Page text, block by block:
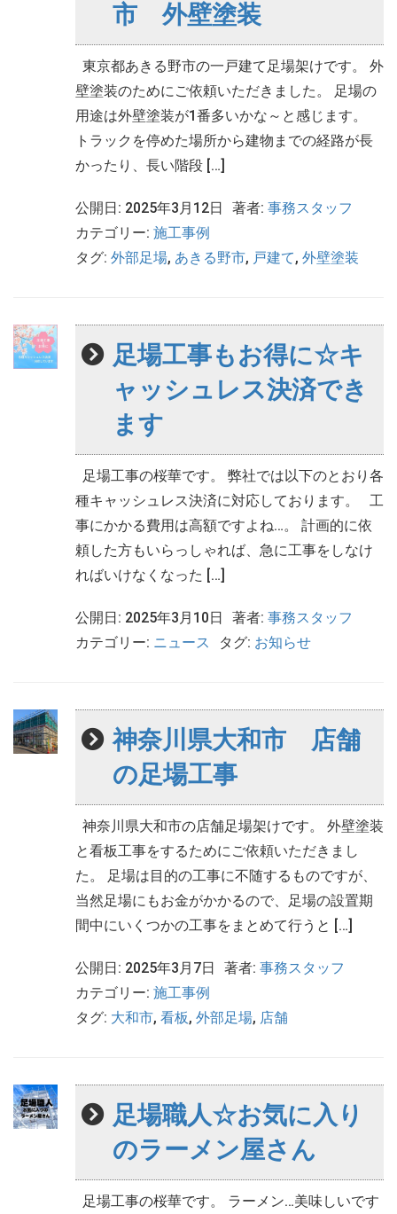
市 外壁塗装
東京都あきる野市の一戸建て足場架けです。 外
壁塗装のためにご依頼いただきました。 足場の
用途は外壁塗装が1番多いかな～と感じます。
トラックを停めた場所から建物までの経路が長
かったり、長い階段 […]
公開日: 2025年3月12日 著者: 事務スタッフ
カテゴリー: 施工事例
タグ: 外部足場, あきる野市, 戸建て, 外壁塗装
足場工事もお得に☆キ
ャッシュレス決済でき
ます
足場工事の桜華です。 弊社では以下のとおり各
種キャッシュレス決済に対応しております。 工
事にかかる費用は高額ですよね…。 計画的に依
頼した方もいらっしゃれば、急に工事をしなけ
ればいけなくなった […]
公開日: 2025年3月10日 著者: 事務スタッフ
カテゴリー: ニュース タグ: お知らせ
神奈川県大和市 店舗
の足場工事
神奈川県大和市の店舗足場架けです。 外壁塗装
と看板工事をするためにご依頼いただきまし
た。 足場は目的の工事に不随するものですが、
当然足場にもお金がかかるので、足場の設置期
間中にいくつかの工事をまとめて行うと […]
公開日: 2025年3月7日 著者: 事務スタッフ
カテゴリー: 施工事例
タグ: 大和市, 看板, 外部足場, 店舗
足場職人☆お気に入り
のラーメン屋さん
足場工事の桜華です。 ラーメン…美味しいです